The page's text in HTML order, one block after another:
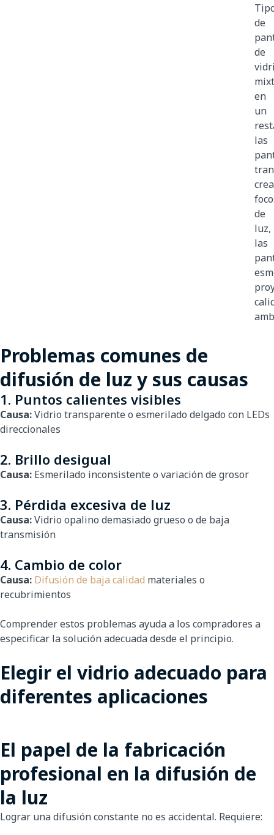
de
de
en
un
las
de
luz,
las
Problemas comunes de
difusión de luz y sus causas
1. Puntos calientes visibles
Causa:Vidrio transparente o esmerilado delgado con LEDs
direccionales
2. Brillo desigual
Causa: Esmerilado inconsistente o variación de grosor
3. Pérdida excesiva de luz
Causa:Vidrio opalino demasiado grueso o de baja
transmisión
4. Cambio de color
Causa: Difusión de baja calidad materiales o
recubrimientos
Comprender estos problemas ayuda a los compradores a
especificar la solución adecuada desde el principio.
Elegir el vidrio adecuado para
diferentes aplicaciones
El papel de la fabricación
profesional en la difusión de
la luz
Lograr una difusión constante no es accidental. Requiere: